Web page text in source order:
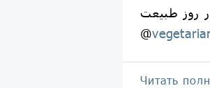
روز طبیعت
@
Читать